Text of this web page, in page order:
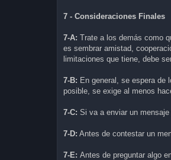
7 - Consideraciones Finales
7-A: Trate a los demás como
es sembrar amistad,
limitaciones que tiene, debe
7-B: En general, se espera de
posible, se exige al menos
7-C: Si va a enviar un
7-D: Antes de contestar un
7-E: Antes de preguntar algo